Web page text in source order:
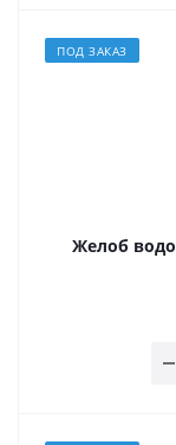
ПОД ЗАКАЗ
Желоб